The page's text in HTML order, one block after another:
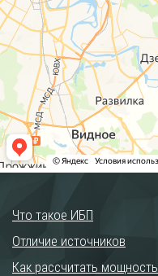
Что такое ИБП
Отличие источников
Как рассчитать мощность